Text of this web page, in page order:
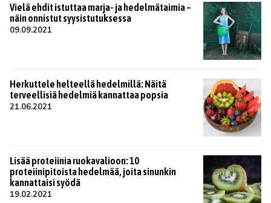
Vielä ehdit istuttaa marja- ja hedelmätaimia –
näin onnistut syysistutuksessa
09.09.2021
Herkuttele helteellä hedelmillä: Näitä
terveellisiä hedelmiä kannattaa popsia
21.06.2021
Lisää proteiinia ruokavalioon: 10
proteiinipitoista hedelmää, joita sinunkin
kannattaisi syödä
19.02.2021